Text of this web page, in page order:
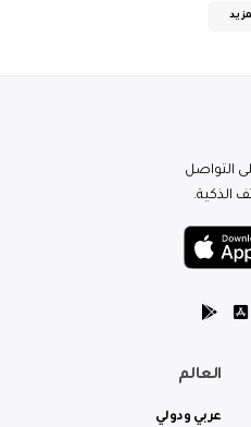
التواصل
الذكية.
العالم
عربي ودولي